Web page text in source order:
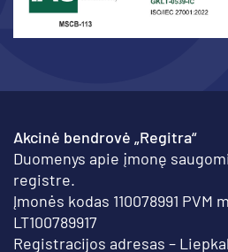
Akcinė bendrovė „Regitra“
Duomenys apie įmonę
registre.
Įmonės kodas 110078991 PVM
LT100789917
Registracijos adresas –